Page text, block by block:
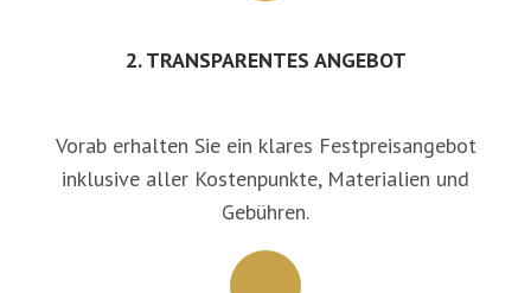
2. TRANSPARENTES ANGEBOT
Vorab erhalten Sie ein klares Festpreisangebot
inklusive aller Kostenpunkte, Materialien und
Gebühren.